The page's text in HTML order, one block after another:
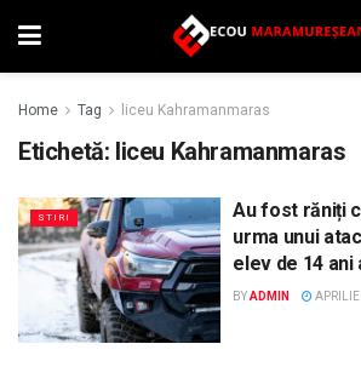
Home Tag liceu Kahramanmaras
Etichetă: liceu Kahramanmaras
STIRI
Au fost răniți
urma unui
elev de 14 ani
BYADMIN